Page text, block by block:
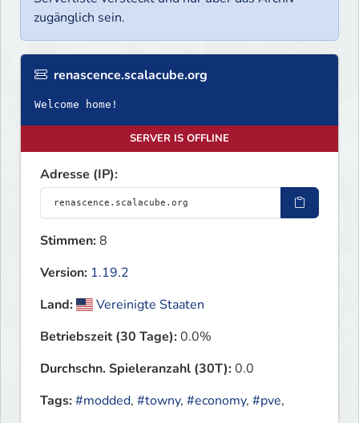
zugänglich sein.
renascence.scalacube.org
Welcome home!
SERVER IS OFFLINE
Adresse (IP):
Stimmen:8
Version: 1.19.2
Land:
Vereinigte Staaten
Betriebszeit (30 Tage):0.0%
Durchschn. Spieleranzahl (30T):0.0
Tags:#modded, #towny, #economy, #pve,